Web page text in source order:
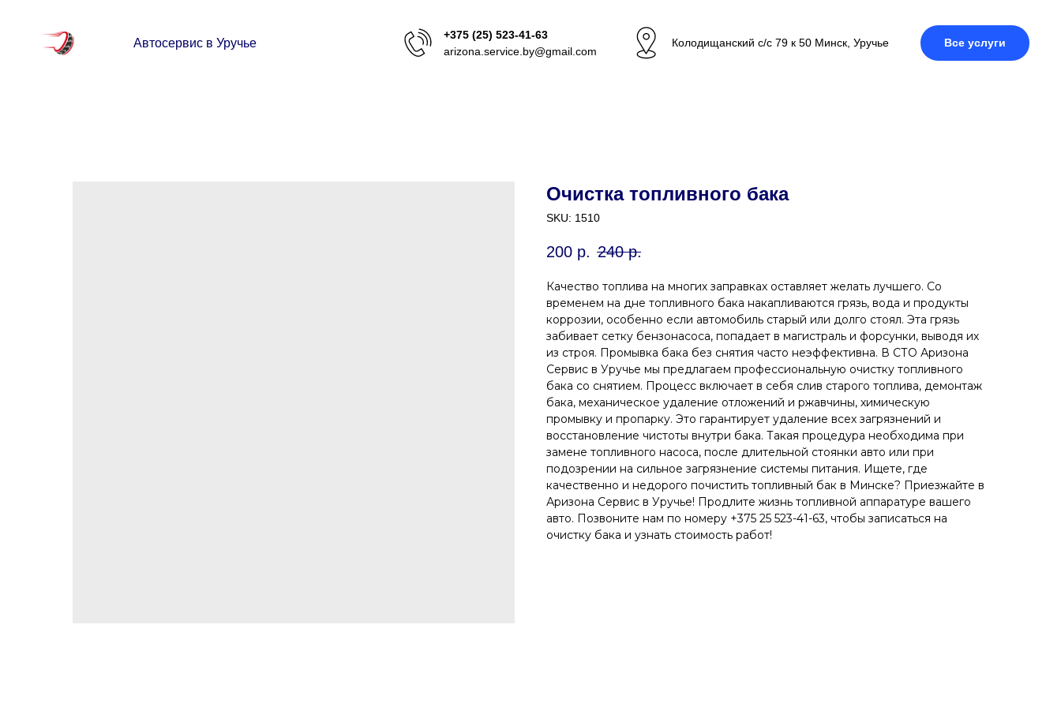
Автосервис в Уручье
+375 (25) 523-41-63
arizona.service.by@gmail.com
Колодищанский с/с 79 к 50 Минск, Уручье Все услуги
Очистка топливного бака
SKU: 1510
200 р. 240 р.
Качество топлива на многих заправках оставляет желать лучшего. Со
временем на дне топливного бака накапливаются грязь, вода и продукты
коррозии, особенно если автомобиль старый или долго стоял. Эта грязь
забивает сетку бензонасоса, попадает в магистраль и форсунки, выводя их
из строя. Промывка бака без снятия часто неэффективна. В СТО Аризона
Сервис в Уручье мы предлагаем профессиональную очистку топливного
бака со снятием. Процесс включает в себя слив старого топлива, демонтаж
бака, механическое удаление отложений и ржавчины, химическую
промывку и пропарку. Это гарантирует удаление всех загрязнений и
восстановление чистоты внутри бака. Такая процедура необходима при
замене топливного насоса, после длительной стоянки авто или при
подозрении на сильное загрязнение системы питания. Ищете, где
качественно и недорого почистить топливный бак в Минске? Приезжайте в
Аризона Сервис в Уручье! Продлите жизнь топливной аппаратуре вашего
авто. Позвоните нам по номеру +375 25 523-41-63, чтобы записаться на
очистку бака и узнать стоимость работ!